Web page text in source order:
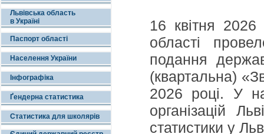
Львівська область
в Україні
Паспорт області
Населення України
Інфографіка
Ґендерна статистика
Статистика для школярів
16 квітня 2026
області
подання
(квартальна)
2026 році. У
організацій
статистики у